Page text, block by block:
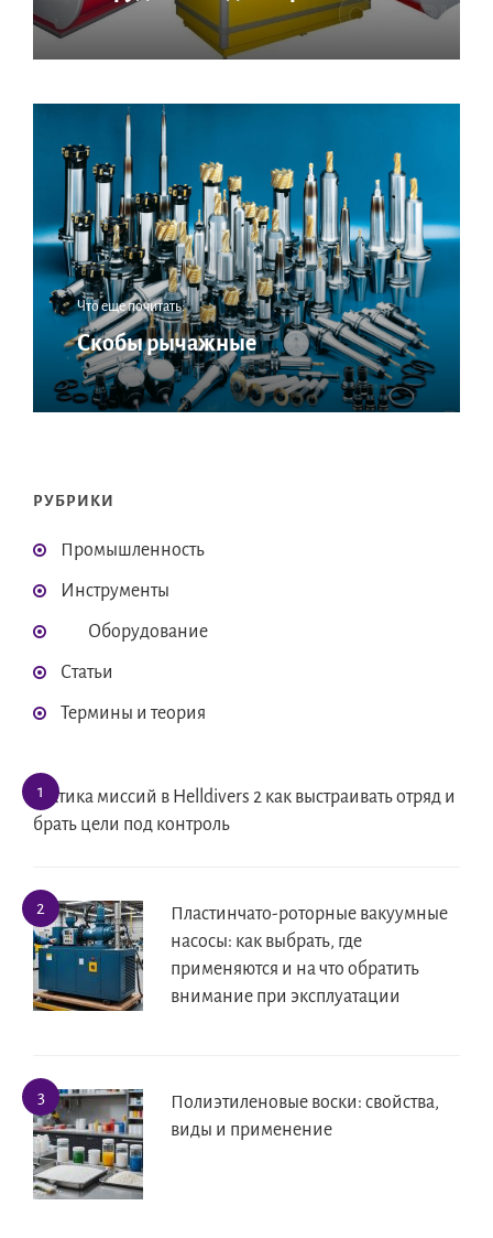
Что еще почитать:
Скобы рычажные
РУБРИКИ
Промышленность
Инструменты
Оборудование
Статьи
Термины и теория
Тактика миссий в Helldivers 2 как выстраивать отряд и
брать цели под контроль
Пластинчато-роторные вакуумные
насосы: как выбрать, где
применяются и на что обратить
внимание при эксплуатации
Полиэтиленовые воски: свойства,
виды и применение